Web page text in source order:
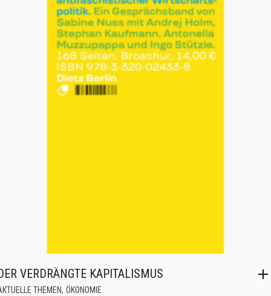
VERDRÄNGTE KAPITALISMUS
THEMEN, ÖKONOMIE